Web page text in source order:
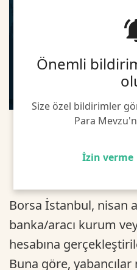
Önemli
Size özel bildirimler
Para
İzin verme
Borsa İstanbul, nisan
banka/aracı kurum
hesabına
Buna göre,